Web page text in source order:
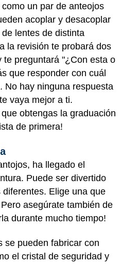
un par de anteojos
acoplar y desacoplar
lentes de distinta
la revisión te probará dos
te preguntará "¿Con esta o
que responder con cuál
No hay ninguna respuesta
vaya mejor a ti.
obtengas la graduación
de primera!
ha llegado el
Puede ser divertido
Elige una que
asegúrate también de
durante mucho tiempo!
se pueden fabricar con
el cristal de seguridad y